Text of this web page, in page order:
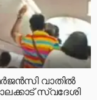
വാതിൽ
സ്വദേശി